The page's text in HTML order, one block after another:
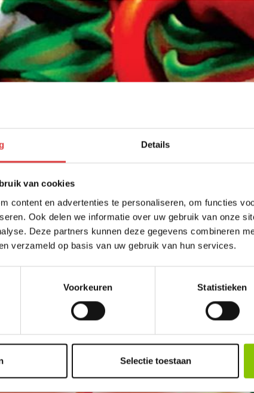
Details
van cookies
content en advertenties te personaliseren, om functies
Ook delen we informatie over uw gebruik van onze
Deze partners kunnen deze gegevens combineren
verzameld op basis van uw gebruik van hun services.
Voorkeuren Statistieken
Selectie toestaan